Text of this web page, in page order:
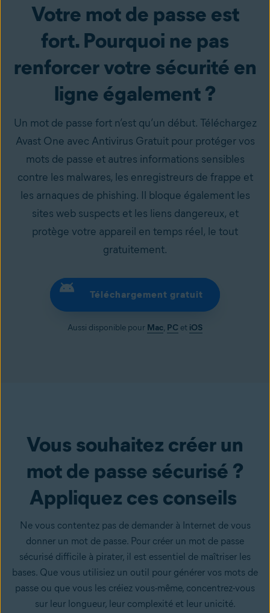
Votre mot de passe est
fort. Pourquoi ne pas
renforcer votre sécurité en
ligne également ?
Un mot de passe fort n’est qu’un début. Téléchargez
Avast One avec Antivirus Gratuit pour protéger vos
mots de passe et autres informations sensibles
contre les malwares, les enregistreurs de frappe et
les arnaques de phishing. Il bloque également les
sites web suspects et les liens dangereux, et
protège votre appareil en temps réel, le tout
gratuitement.
Téléchargement gratuit
Aussi disponible pour Mac, PC et iOS
Vous souhaitez créer un
mot de passe sécurisé ?
Appliquez ces conseils
Ne vous contentez pas de demander à Internet de vous
donner un mot de passe. Pour créer un mot de passe
sécurisé difficile à pirater, il est essentiel de maîtriser les
bases. Que vous utilisiez un outil pour générer vos mots de
passe ou que vous les créiez vous-même, concentrez-vous
sur leur longueur, leur complexité et leur unicité.